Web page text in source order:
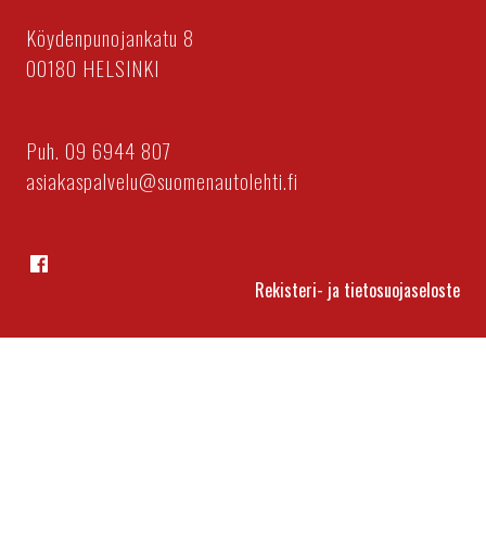
Köydenpunojankatu 8
00180 HELSINKI
Puh. 09 6944 807
asiakaspalvelu@suomenautolehti.fi
Rekisteri- ja tietosuojaseloste